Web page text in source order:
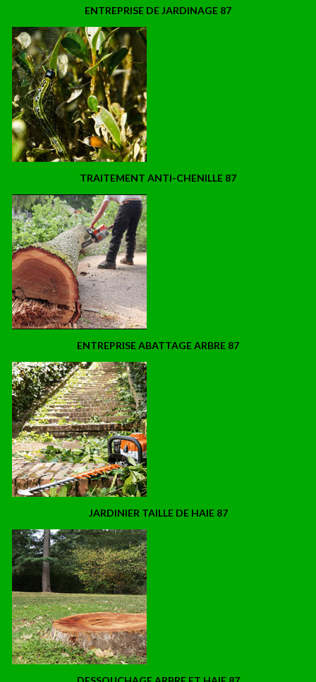
ENTREPRISE DE JARDINAGE 87
TRAITEMENT ANTI-CHENILLE 87
ENTREPRISE ABATTAGE ARBRE 87
JARDINIER TAILLE DE HAIE 87